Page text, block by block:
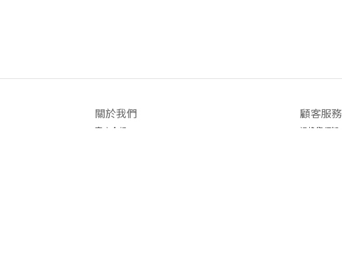
關於我們
商店介紹
顧客服務
退換貨須知